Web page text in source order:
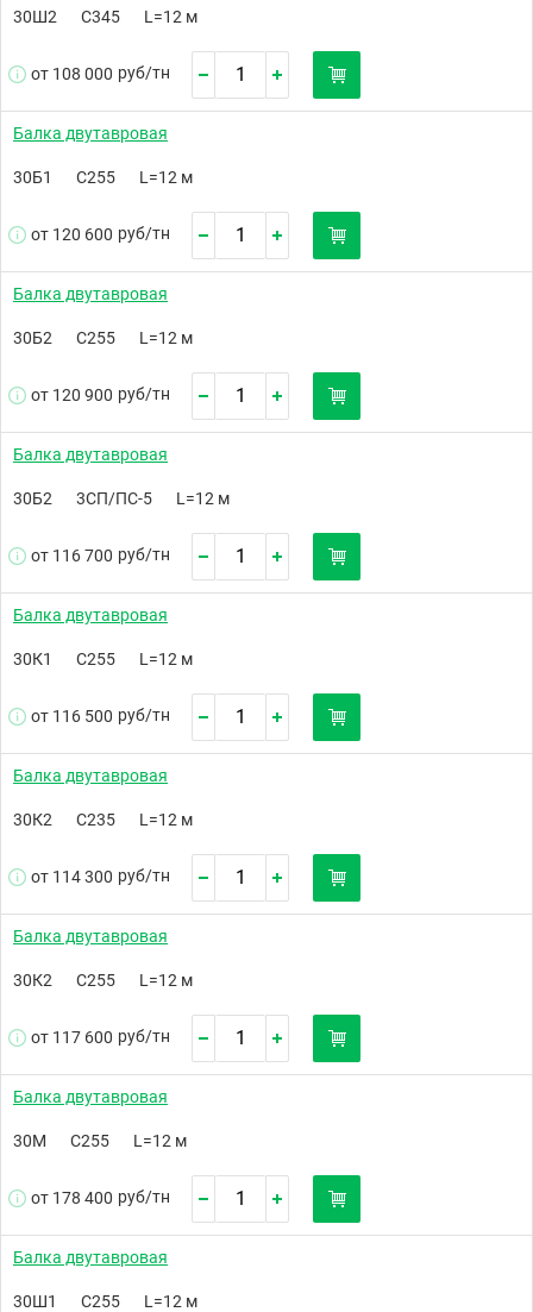
30Ш2 С345 L=12 м
от 108 000 руб/тн
Балка двутавровая
30Б1 С255 L=12 м
от 120 600 руб/тн
Балка двутавровая
30Б2 С255 L=12 м
от 120 900 руб/тн
Балка двутавровая
30Б2 3СП/ПС-5 L=12 м
от 116 700 руб/тн
Балка двутавровая
30К1 С255 L=12 м
от 116 500 руб/тн
Балка двутавровая
30К2 С235 L=12 м
от 114 300 руб/тн
Балка двутавровая
30К2 С255 L=12 м
от 117 600 руб/тн
Балка двутавровая
30М С255 L=12 м
от 178 400 руб/тн
Балка двутавровая
30Ш1 С255 L=12 м